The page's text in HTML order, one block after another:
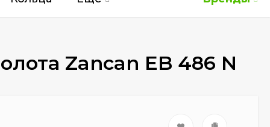
Zancan EB 486 N